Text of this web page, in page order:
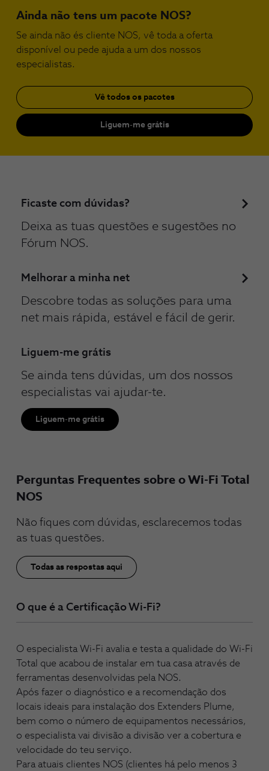
Ainda não tens um pacote NOS?
Se ainda não és cliente NOS, vê toda a oferta
disponível ou pede ajuda a um dos nossos
especialistas.
Vê todos os pacotes
Liguem-me grátis
Ficaste com dúvidas?
Deixa as tuas questões e sugestões no
Fórum NOS.
Melhorar a minha net
Descobre todas as soluções para uma
net mais rápida, estável e fácil de gerir.
Liguem-me grátis
Se ainda tens dúvidas, um dos nossos
especialistas vai ajudar-te.
Liguem-me grátis
Perguntas Frequentes sobre o Wi-Fi Total
NOS
Não fiques com dúvidas, esclarecemos todas
as tuas questões.
Todas as respostas aqui
O que é a Certificação Wi-Fi?
O especialista Wi-Fi avalia e testa a qualidade do Wi-Fi
Total que acabou de instalar em tua casa através de
ferramentas desenvolvidas pela NOS.
Após fazer o diagnóstico e a recomendação dos
locais ideais para instalação dos Extenders Plume,
bem como o número de equipamentos necessários,
o especialista vai divisão a divisão ver a cobertura e
velocidade do teu serviço.
Para atuais clientes NOS (clientes há pelo menos 3